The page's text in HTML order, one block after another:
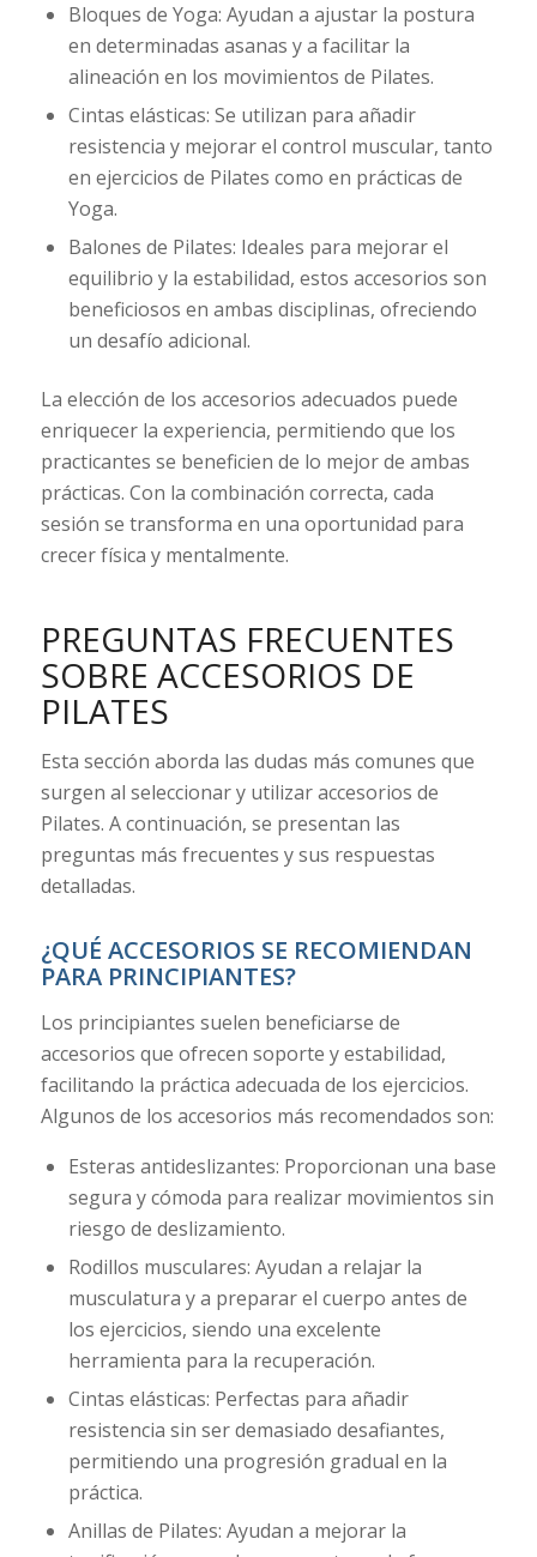
Bloques de Yoga: Ayudan a ajustar la postura
en determinadas asanas y a facilitar la
alineación en los movimientos de Pilates.
Cintas elásticas: Se utilizan para añadir
resistencia y mejorar el control muscular, tanto
en ejercicios de Pilates como en prácticas de
Yoga.
Balones de Pilates: Ideales para mejorar el
equilibrio y la estabilidad, estos accesorios son
beneficiosos en ambas disciplinas, ofreciendo
un desafío adicional.
La elección de los accesorios adecuados puede
enriquecer la experiencia, permitiendo que los
practicantes se beneficien de lo mejor de ambas
prácticas. Con la combinación correcta, cada
sesión se transforma en una oportunidad para
crecer física y mentalmente.
PREGUNTAS FRECUENTES
SOBRE ACCESORIOS DE
PILATES
Esta sección aborda las dudas más comunes que
surgen al seleccionar y utilizar accesorios de
Pilates. A continuación, se presentan las
preguntas más frecuentes y sus respuestas
detalladas.
¿QUÉ ACCESORIOS SE RECOMIENDAN
PARA PRINCIPIANTES?
Los principiantes suelen beneficiarse de
accesorios que ofrecen soporte y estabilidad,
facilitando la práctica adecuada de los ejercicios.
Algunos de los accesorios más recomendados son:
Esteras antideslizantes: Proporcionan una base
segura y cómoda para realizar movimientos sin
riesgo de deslizamiento.
Rodillos musculares: Ayudan a relajar la
musculatura y a preparar el cuerpo antes de
los ejercicios, siendo una excelente
herramienta para la recuperación.
Cintas elásticas: Perfectas para añadir
resistencia sin ser demasiado desafiantes,
permitiendo una progresión gradual en la
práctica.
Anillas de Pilates: Ayudan a mejorar la